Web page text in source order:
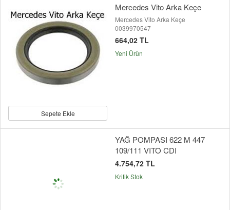
Sepete Ekle
Mercedes Vito Arka Keçe
Mercedes Vito Arka Keçe
0039970547
664,02 TL
Yeni Ürün
YAĞ POMPASI 622 M 447
109/111 VITO CDI
4.754,72 TL
Kritik Stok